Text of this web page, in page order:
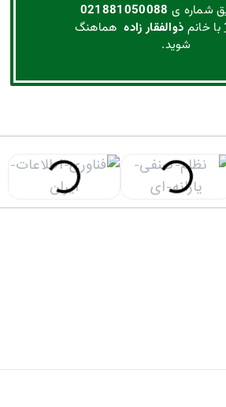
شماره ی 021881050088
با خانم ذوالفقار زادههماهنگ
شوید.